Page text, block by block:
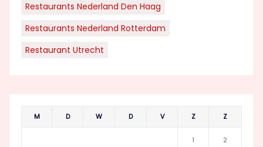
Restaurants Nederland Den Haag
Restaurants Nederland Rotterdam
Restaurant Utrecht
M D W D V Z Z
1 2